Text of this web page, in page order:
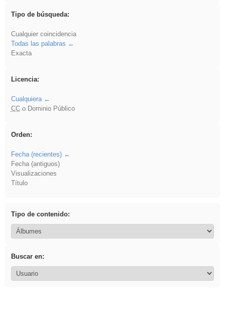
Tipo de búsqueda:
Cualquier coincidencia
Todas las palabras
Exacta
Licencia:
Cualquiera
CCo Dominio Público
Orden:
Fecha (recientes)
Fecha (antiguos)
Visualizaciones
Título
Tipo de contenido:
Buscar en: